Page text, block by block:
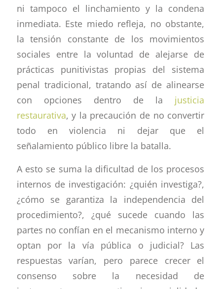
ni tampoco el linchamiento y la condena
inmediata. Este miedo refleja, no obstante,
la tensión constante de los movimientos
sociales entre la voluntad de alejarse de
prácticas punitivistas propias del sistema
penal tradicional, tratando así de alinearse
con opciones dentro de la justicia
restaurativa, y la precaución de no convertir
todo en violencia ni dejar que el
señalamiento público libre la batalla.
A esto se suma la dificultad de los procesos
internos de investigación: ¿quién investiga?,
¿cómo se garantiza la independencia del
procedimiento?, ¿qué sucede cuando las
partes no confían en el mecanismo interno y
optan por la vía pública o judicial? Las
respuestas varían, pero parece crecer el
consenso sobre la necesidad de